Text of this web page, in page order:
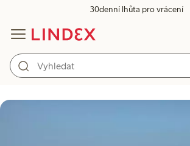
30denní lhůta pro vrácení
Průvodce péčí o plavky